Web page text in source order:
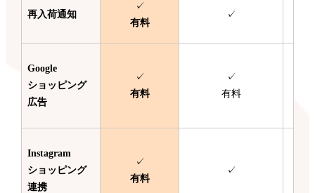
再入荷通知
✓
有料
✓
Google
ショッピング
広告
✓
有料
✓
有料
Instagram
ショッピング
連携
✓
有料
✓